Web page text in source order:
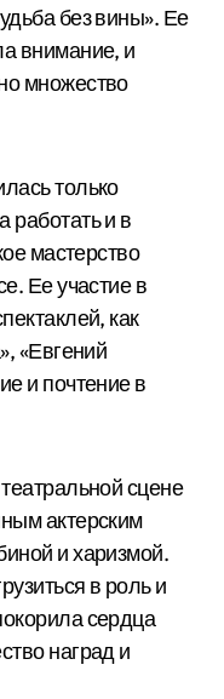
без вины». Ее
внимание, и
множество
только
работать и в
мастерство
Ее участие в
как
«Евгений
и почтение в
сцене
актерским
и харизмой.
в роль и
сердца
наград и